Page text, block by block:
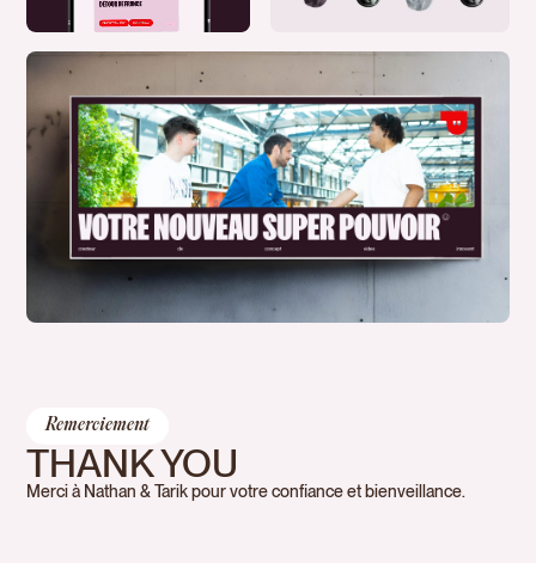
Remerciement
THANK YOU
Merci à Nathan & Tarik pour votre confiance et bienveillance.